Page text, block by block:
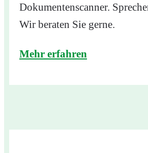
Dokumentenscanner.
Wir beraten Sie gerne.
Mehr erfahren